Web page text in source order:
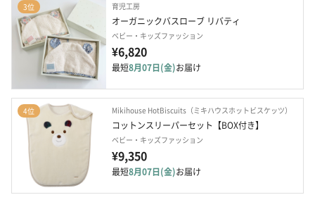
3位 育児工房
オーガニックバスローブ リバティ
ベビー・キッズファッション
¥6,820
最短8月07日(金)お届け
4位 Mikihouse HotBiscuits（ミキハウスホットビスケッツ）
コットンスリーパーセット【BOX付き】
ベビー・キッズファッション
¥9,350
最短8月07日(金)お届け